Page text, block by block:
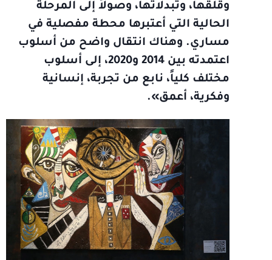
وقلقها، وتبدلاتها، وصولاً إلى المرحلة
الحالية التي أعتبرها محطة مفصلية في
مساري. وهناك انتقال واضح من أسلوب
اعتمدته بين 2014 و2020، إلى أسلوب
مختلف كلياً، نابع من تجربة، إنسانية
وفكرية، أعمق».